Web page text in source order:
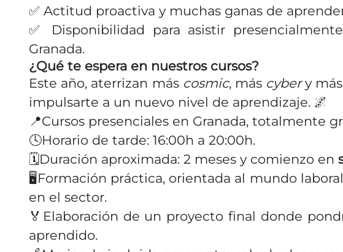
✅ Actitud proactiva y muchas ganas de
✅ Disponibilidad para asistir
Granada.
¿Qué te espera en nuestros cursos?
Este año, aterrizan más cosmic, más cybery más
impulsarte a un nuevo nivel de aprendizaje. 🌌
📍Cursos presenciales en Granada, totalmente
🕓Horario de tarde: 16:00h a 20:00h.
🗓️Duración aproximada: 2 meses y comienzo en
🖥️Formación práctica, orientada al mundo
en el sector.
🏅Elaboración de un proyecto final donde
aprendido.